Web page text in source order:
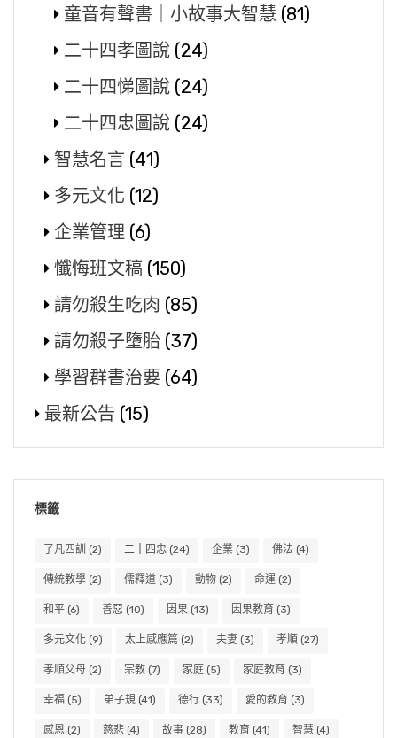
童音有聲書｜小故事大智慧 (81)
二十四孝圖說 (24)
二十四悌圖說 (24)
二十四忠圖說 (24)
智慧名言 (41)
多元文化 (12)
企業管理 (6)
懺悔班文稿 (150)
請勿殺生吃肉 (85)
請勿殺子墮胎 (37)
學習群書治要 (64)
最新公告 (15)
標籤
了凡四訓 (2) 二十四忠 (24) 企業 (3) 佛法 (4)
傳統教學 (2) 儒釋道 (3) 動物 (2) 命運 (2)
和平 (6) 善惡 (10) 因果 (13) 因果教育 (3)
多元文化 (9) 太上感應篇 (2) 夫妻 (3) 孝順 (27)
孝順父母 (2) 宗教 (7) 家庭 (5) 家庭教育 (3)
幸福 (5) 弟子規 (41) 德行 (33) 愛的教育 (3)
感恩 (2) 慈悲 (4) 故事 (28) 教育 (41) 智慧 (4)